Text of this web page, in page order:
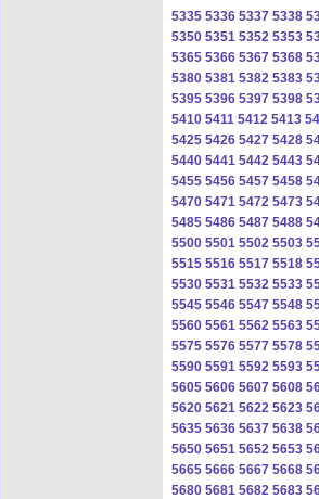
5335 5336 5337 5338
5350 5351 5352 5353
5365 5366 5367 5368
5380 5381 5382 5383
5395 5396 5397 5398
5410 5411 5412 5413
5425 5426 5427 5428
5440 5441 5442 5443
5455 5456 5457 5458
5470 5471 5472 5473
5485 5486 5487 5488
5500 5501 5502 5503
5515 5516 5517 5518
5530 5531 5532 5533
5545 5546 5547 5548
5560 5561 5562 5563
5575 5576 5577 5578
5590 5591 5592 5593
5605 5606 5607 5608
5620 5621 5622 5623
5635 5636 5637 5638
5650 5651 5652 5653
5665 5666 5667 5668
5680 5681 5682 5683